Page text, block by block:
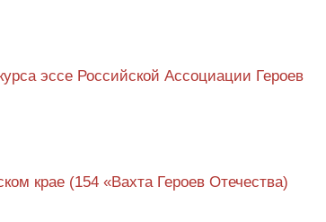
эссе Российской Ассоциации Героев
крае (154 «Вахта Героев Отечества)